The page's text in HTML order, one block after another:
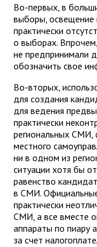
Во-первых, в
выборы, освещение
практически
о выборах.
не предпринимали
обозначить свое
Во-вторых,
для создания
для ведения
практически
региональных СМИ,
местного
ни в одном из
ситуации хотя бы
равенство
в СМИ.
практически
СМИ, а все вместе
аппараты по пиару
за счет